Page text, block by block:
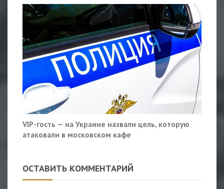
VIP-гость — на Украине назвали цель, которую
атаковали в московском кафе
ОСТАВИТЬ КОММЕНТАРИЙ